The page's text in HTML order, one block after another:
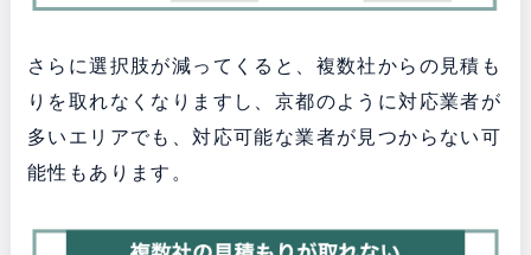
さらに選択肢が減ってくると、複数社からの見積も
りを取れなくなりますし、京都のように対応業者が
多いエリアでも、対応可能な業者が見つからない可
能性もあります。